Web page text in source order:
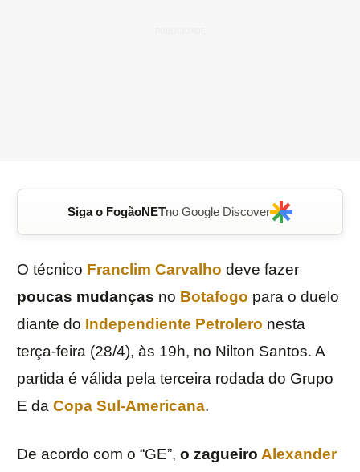
Siga o FogãoNETno Google Discover
O técnico Franclim Carvalho deve fazer
poucas mudanças no Botafogo para o duelo
diante do Independiente Petrolero nesta
terça-feira (28/4), às 19h, no Nilton Santos. A
partida é válida pela terceira rodada do Grupo
E da Copa Sul-Americana.
De acordo com o “GE”, o zagueiro Alexander